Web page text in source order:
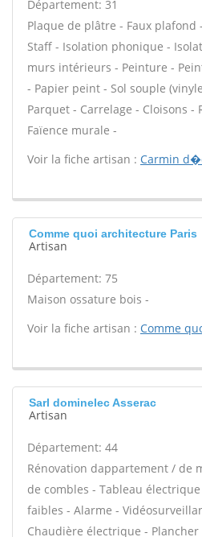
Département: 31
Plaque de plâtre - Faux
Staff - Isolation phonique -
murs intérieurs - Peinture -
- Papier peint - Sol souple
Parquet - Carrelage - Cloisons
Faïence murale -
Voir la fiche artisan : Carmin
Comme quoi architecture Paris
Artisan
Département: 75
Maison ossature bois -
Voir la fiche artisan : Comme
Sarl dominelec Asserac
Artisan
Département: 44
Rénovation dappartement / de
de combles - Tableau
faibles - Alarme -
Chaudière électrique -